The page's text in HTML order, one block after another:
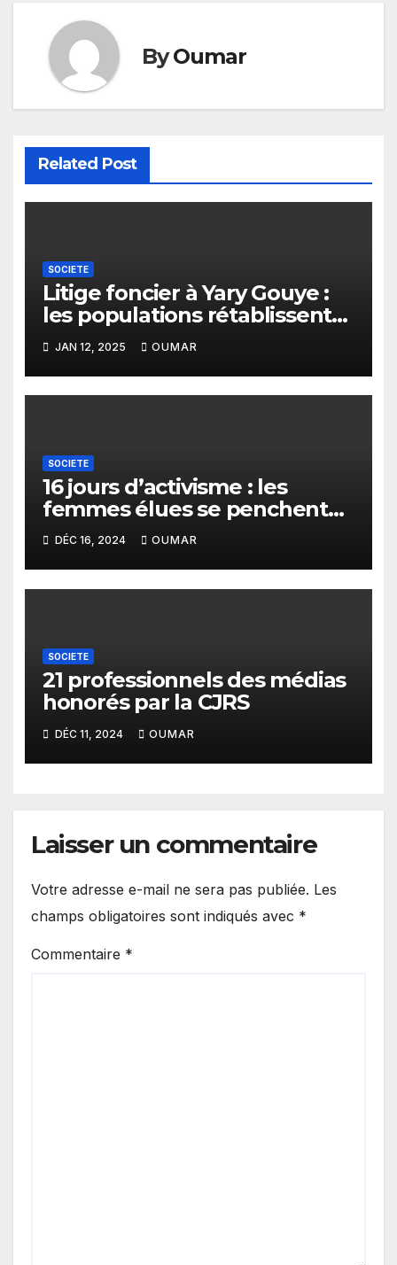
ByOumar
Related Post
SOCIETE
Litige foncier à Yary Gouye :
les populations rétablissent
la vérité
JAN 12, 2025 OUMAR
SOCIETE
16 jours d’activisme : les
femmes élues se penchent
sur les violences faites aux
filles et aux femmes
DÉC 16, 2024 OUMAR
SOCIETE
21 professionnels des médias
honorés par la CJRS
DÉC 11, 2024 OUMAR
Laisser un commentaire
Votre adresse e-mail ne sera pas publiée. Les
champs obligatoires sont indiqués avec *
Commentaire *